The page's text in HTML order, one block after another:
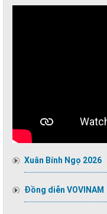
Xuân Bính Ngọ 2026
Đồng diễn VOVINAM